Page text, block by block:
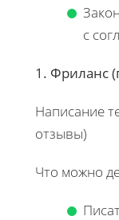
с
1. Фриланс
Написание
отзывы)
Что можно